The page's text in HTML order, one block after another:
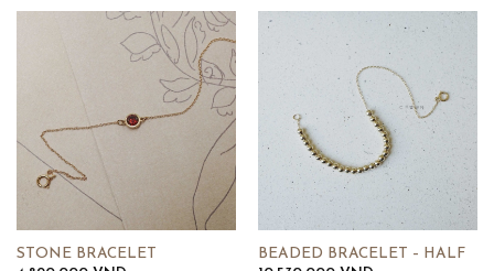
STONE BRACELET
BEADED BRACELET – HALF